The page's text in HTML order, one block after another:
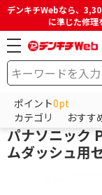
デンキチWebなら、
に準じた修理
ポイント0pt
カテゴリ
おすす
HOME 商品一覧
パナソニック
パナソニック
ムダッシュ用